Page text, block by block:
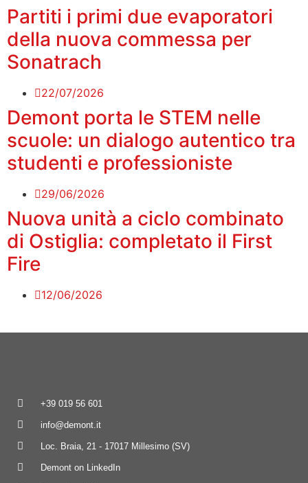
Partiti i primi due evaporatori
della nuova commessa per
Sonatrach
22/07/2026
Demont porta le STEM nelle
scuole: un dialogo autentico tra
studenti e professioniste
29/06/2026
Nuova unità a ciclo combinato
di Ostiglia: completato il First
Fire
12/06/2026
+39 019 56 601
info@demont.it
Loc. Braia, 21 - 17017 Millesimo (SV)
Demont on LinkedIn